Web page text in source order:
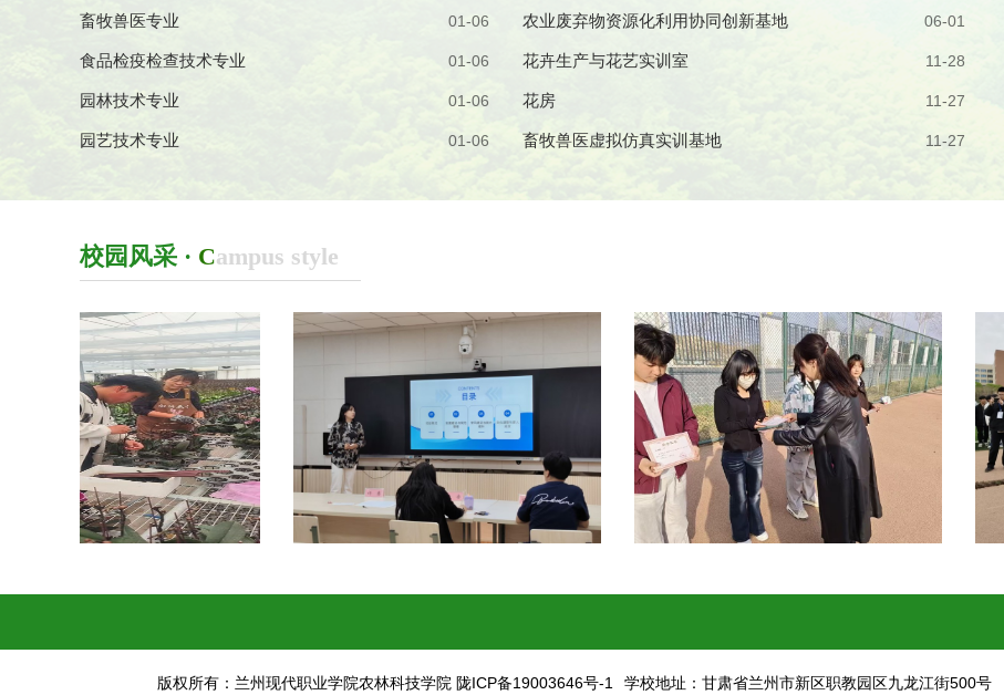
畜牧兽医专业 01-06
食品检疫检查技术专业 01-06
园林技术专业 01-06
园艺技术专业 01-06
农业废弃物资源化利用协同创新基地 06-01
花卉生产与花艺实训室 11-28
花房 11-27
畜牧兽医虚拟仿真实训基地 11-27
校园风采 · Campus style
版权所有：兰州现代职业学院农林科技学院 陇ICP备19003646号-1 学校地址：甘肃省兰州市新区职教园区九龙江街500号